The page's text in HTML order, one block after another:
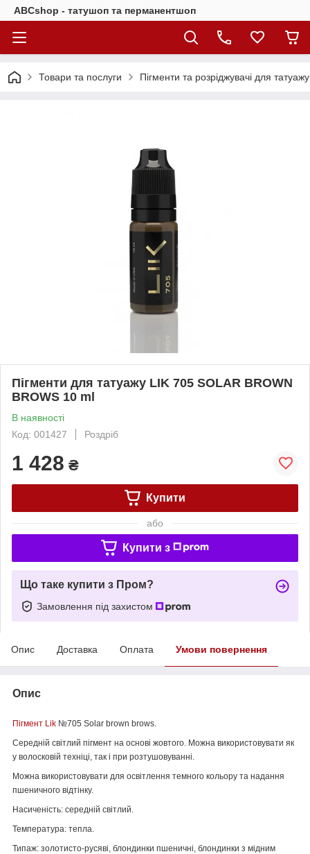
ABCshop - татушоп та перманентшоп
Товари та послуги Пігменти та розріджувачі для татуажу
Пігменти для татуажу LIK 705 SOLAR BROWN
BROWS 10 ml
В наявності
Код: 001427
Роздріб
1 428 ₴
Купити
або
Купити з
Що таке купити з Пром?
Замовлення під захистом
Опис Доставка Оплата Умови повернення
Опис
Пігмент Lik №705 Solar brown brows.
Середній світлий пігмент на основі жовтого. Можна використовувати як
у волосковій техніці, так і при розтушовуванні.
Можна використовувати для освітлення темного кольору та надання
пшеничного відтінку.
Насиченість: середній світлий.
Температура: тепла.
Типаж: золотисто-русяві, блондинки пшеничні, блондинки з мідним